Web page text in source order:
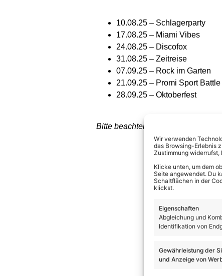
Wir verwenden
das Browsing-Erlebnis
Zustimmung
Klicke unten, um dem
Seite angewendet. Du
Schaltflächen in der
klickst.
Eigenschaften
Abgleichung und
Identifikation von
Gewährleistung der
und Anzeige von
10.08.25 – Schlagerparty
17.08.25 – Miami Vibes
24.08.25 – Discofox
31.08.25 – Zeitreise
07.09.25 – Rock im Garten
21.09.25 – Promi Sport Battle
28.09.25 – Oktoberfest
Bitte beachten: Am 03.08.25 und